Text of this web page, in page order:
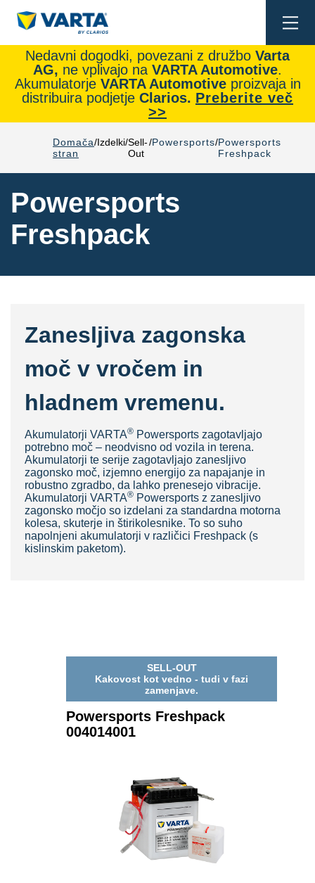
Nedavni dogodki, povezani z družbo Varta
AG, ne vplivajo na VARTA Automotive.
Akumulatorje VARTA Automotiveproizvaja in
distribuira podjetje Clarios. Preberite več
>>
Domača
stran
Izdelki Sell-
Out
Powersports Powersports
Freshpack
Powersports
Freshpack
Zanesljiva zagonska
moč v vročem in
hladnem vremenu.
Akumulatorji VARTA® Powersports zagotavljajo
potrebno moč – neodvisno od vozila in terena.
Akumulatorji te serije zagotavljajo zanesljivo
zagonsko moč, izjemno energijo za napajanje in
robustno zgradbo, da lahko prenesejo vibracije.
Akumulatorji VARTA® Powersports z zanesljivo
zagonsko močjo so izdelani za standardna motorna
kolesa, skuterje in štirikolesnike. To so suho
napolnjeni akumulatorji v različici Freshpack (s
kislinskim paketom).
SELL-OUT
Kakovost kot vedno - tudi v fazi
zamenjave.
Powersports Freshpack
004014001